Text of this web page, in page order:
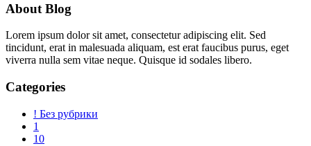
About Blog
Lorem ipsum dolor sit amet, consectetur adipiscing elit. Sed
tincidunt, erat in malesuada aliquam, est erat faucibus purus, eget
viverra nulla sem vitae neque. Quisque id sodales libero.
Categories
! Без рубрики
1
10